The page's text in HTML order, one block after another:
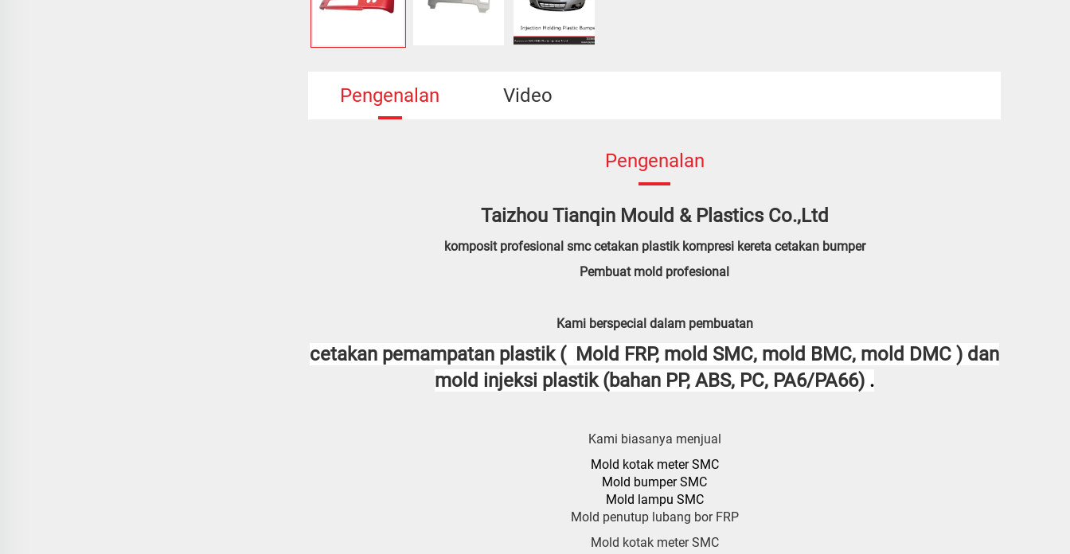
Pengenalan Video
Pengenalan
Taizhou Tianqin Mould & Plastics Co.,Ltd
komposit profesional smc cetakan plastik kompresi kereta cetakan bumper
Pembuat mold profesional
Kami berspecial dalam pembuatan
cetakan pemampatan plastik ( Mold FRP, mold SMC, mold BMC, mold DMC ) dan
mold injeksi plastik (bahan PP, ABS, PC, PA6/PA66) .
Kami biasanya menjual
Mold kotak meter SMC
Mold bumper SMC
Mold lampu SMC
Mold penutup lubang bor FRP
Mold kotak meter SMC